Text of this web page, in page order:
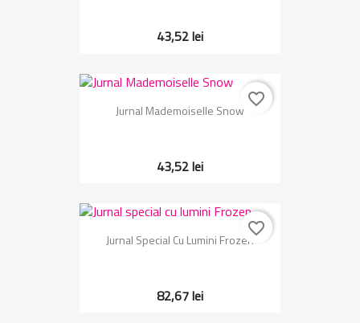
43,52 lei
Jurnal Mademoiselle Snow
43,52 lei
favorite_border
Jurnal Special Cu Lumini Frozen
82,67 lei
favorite_border